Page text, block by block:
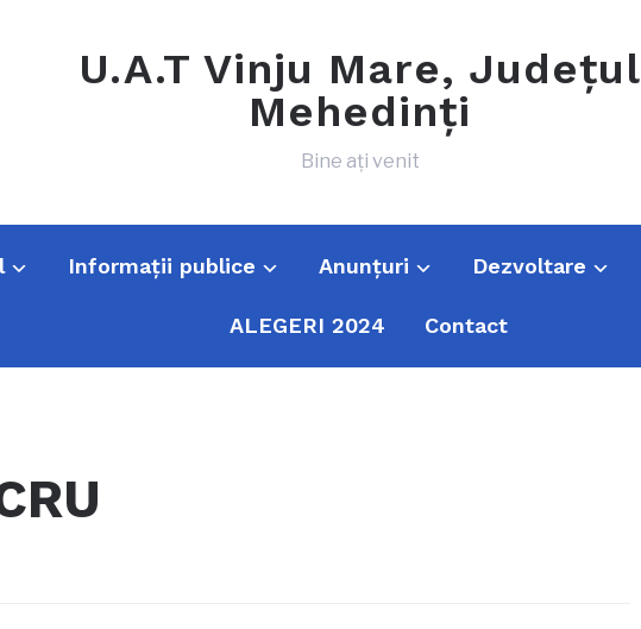
U.A.T Vinju Mare, Județul
Mehedinți
Bine ați venit
Informații publice Anunțuri Dezvoltare
ALEGERI 2024 Contact